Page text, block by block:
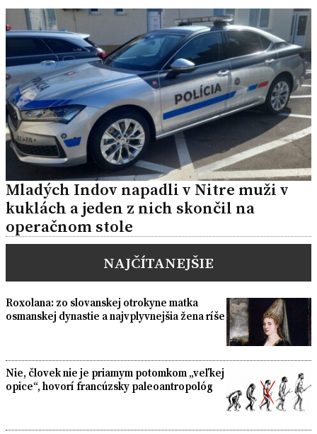
Mladých Indov napadli v Nitre muži v
kuklách a jeden z nich skončil na
operačnom stole
NAJČÍTANEJŠIE
Roxolana: zo slovanskej otrokyne matka
osmanskej dynastie a najvplyvnejšia žena ríše
Nie, človek nie je priamym potomkom „veľkej
opice“, hovorí francúzsky paleoantropológ